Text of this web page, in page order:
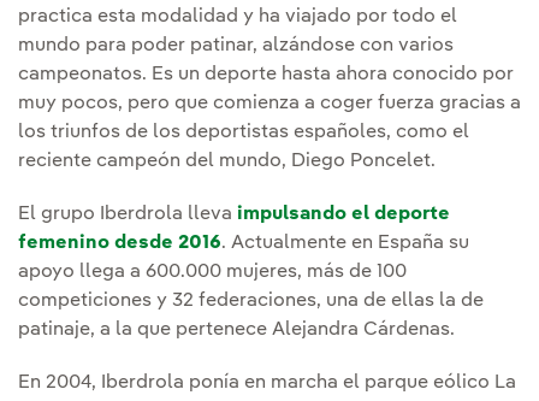
practica esta modalidad y ha viajado por todo el
mundo para poder patinar, alzándose con varios
campeonatos. Es un deporte hasta ahora conocido por
muy pocos, pero que comienza a coger fuerza gracias a
los triunfos de los deportistas españoles, como el
reciente campeón del mundo, Diego Poncelet.
El grupo Iberdrola lleva impulsando el deporte
femenino desde 2016. Actualmente en España su
apoyo llega a 600.000 mujeres, más de 100
competiciones y 32 federaciones, una de ellas la de
patinaje, a la que pertenece Alejandra Cárdenas.
En 2004, Iberdrola ponía en marcha el parque eólico La